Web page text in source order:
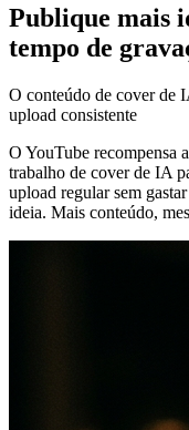
Publique mais
tempo de
O conteúdo de cover de
upload consistente
O YouTube recompensa
trabalho de cover de IA
upload regular sem
ideia. Mais conteúdo,